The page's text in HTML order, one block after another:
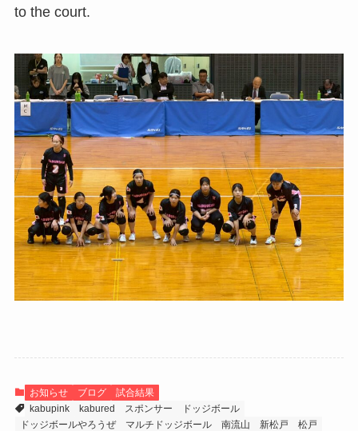
to the court.
お知らせ ブログ
試合結果
kabupink
kabured スポンサー
ドッジボール
ドッジボールやろうぜ
マルチドッジボール 南流山 新松戸
松戸